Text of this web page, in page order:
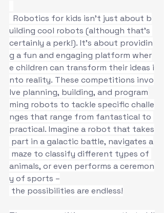
Robotics for kids isn’t just about b
uilding cool robots (although that’s
certainly a perk!). It’s about providin
g a fun and engaging platform wher
e children can transform their ideas i
nto reality. These competitions invo
lve planning, building, and program
ming robots to tackle specific challe
nges that range from fantastical to
practical. Imagine a robot that takes
part in a galactic battle, navigates a
maze to classify different types of
animals, or even performs a ceremon
y of sports –
the possibilities are endless!